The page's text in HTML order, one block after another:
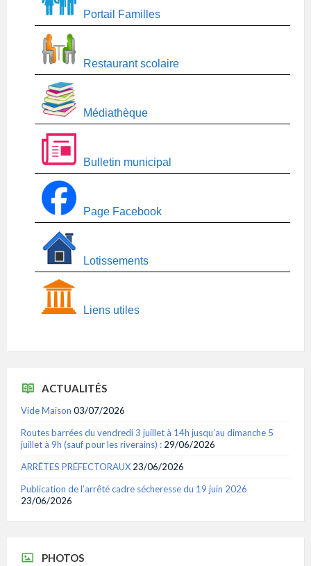
Portail Familles
Restaurant scolaire
Médiathèque
Bulletin municipal
Page Facebook
Lotissements
Liens utiles
ACTUALITÉS
Vide Maison 03/07/2026
Routes barrées du vendredi 3 juillet à 14h jusqu’au dimanche 5
juillet à 9h (sauf pour les riverains) : 29/06/2026
ARRÊTES PRÉFECTORAUX 23/06/2026
Publication de l’arrêté cadre sécheresse du 19 juin 2026
23/06/2026
PHOTOS